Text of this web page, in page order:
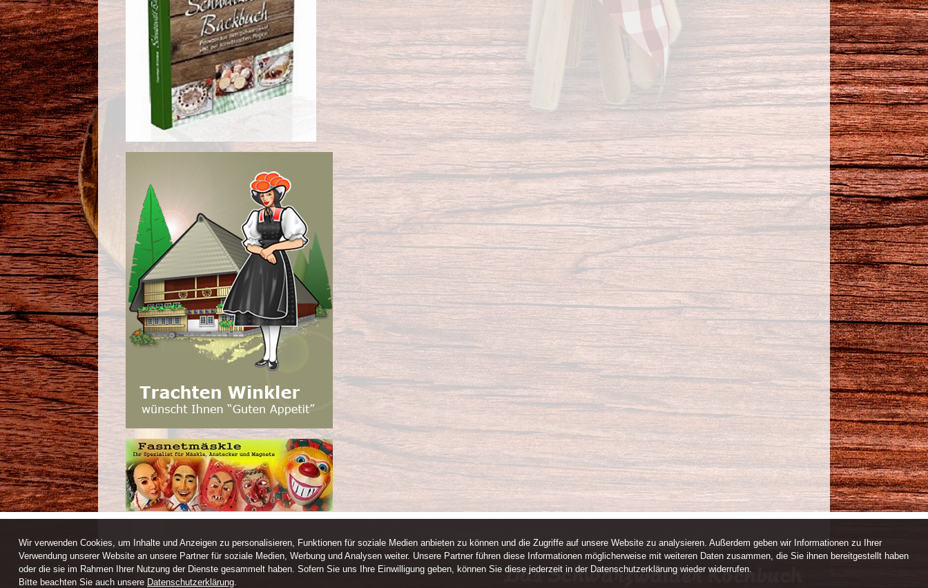
Webdesign / CMS by ARANES
Wir verwenden Cookies, um Inhalte und Anzeigen zu personalisieren, Funktionen für soziale Medien anbieten zu können und die Zugriffe auf unsere Website zu analysieren. Außerdem geben wir Informationen zu Ihrer
Verwendung unserer Website an unsere Partner für soziale Medien, Werbung und Analysen weiter. Unsere Partner führen diese Informationen möglicherweise mit weiteren Daten zusammen, die Sie ihnen bereitgestellt haben
oder die sie im Rahmen Ihrer Nutzung der Dienste gesammelt haben. Sofern Sie uns Ihre Einwilligung geben, können Sie diese jederzeit in der Datenschutzerklärung wieder widerrufen.
Bitte beachten Sie auch unsere Datenschutzerklärung.